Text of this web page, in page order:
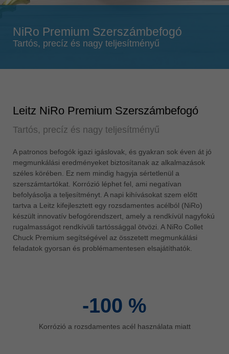
Slovenija
slovenski
türkçe
USA
english
Việt Nam
tiếng việt
中国
中文
ประเทศไทย
ไทย
NiRo Premium Szerszámbefogó
Tartós, precíz és nagy teljesítményű
Leitz NiRo Premium Szerszámbefogó
Tartós, precíz és nagy teljesítményű
A patronos befogók igazi igáslovak, és gyakran sok éven át jó
megmunkálási eredményeket biztosítanak az alkalmazások
széles körében. Ez nem mindig hagyja sértetlenül a
szerszámtartókat. Korrózió léphet fel, ami negatívan
befolyásolja a teljesítményt. A napi kihívásokat szem előtt
tartva a Leitz kifejlesztett egy rozsdamentes acélból (NiRo)
készült innovatív befogórendszert, amely a rendkívül nagyfokú
rugalmasságot rendkívüli tartóssággal ötvözi. A NiRo Collet
Chuck Premium segítségével az összetett megmunkálási
feladatok gyorsan és problémamentesen elsajátíthatók.
-100 %
Korrózió a rozsdamentes acél használata miatt